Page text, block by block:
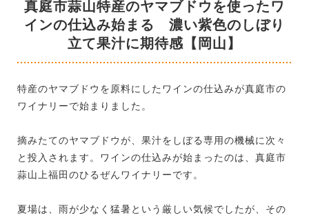
真庭市蒜山特産のヤマブドウを使ったワ
インの仕込み始まる 濃い紫色のしぼり
立て果汁に期待感【岡山】
特産のヤマブドウを原料にしたワインの仕込みが真庭市の
ワイナリーで始まりました。
摘みたてのヤマブドウが、果汁をしぼる専用の機械に次々
と投入されます。ワインの仕込みが始まったのは、真庭市
蒜山上福田のひるぜんワイナリーです。
夏場は、雨が少なく猛暑という厳しい気候でしたが、その